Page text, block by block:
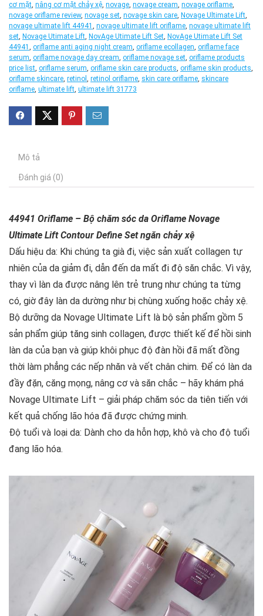
cơ mặt, nâng cơ mặt chảy xệ, novage, novage cream, novage oriflame,
novage oriflame review, novage set, novage skin care, Novage Ultimate Lift,
novage ultimate lift 44941 , novage ultimate lift oriflame, novage ultimate lift
set, Novage Utimate Lift, NovAge Utimate Lift Set, NovAge Utimate Lift Set
44941 , oriflame anti aging night cream, oriflame ecollagen, oriflame face
serum, oriflame novage day cream, oriflame novage set, oriflame products
price list, oriflame serum, oriflame skin care products, oriflame skin products,
oriflame skincare, retinol , retinol oriflame, skin care oriflame, skincare
oriflame, ultimate lift, ultimate lift 31773
Mô tả
Đánh giá (0)
44941 Oriflame – Bộ chăm sóc da Oriflame Novage
Ultimate Lift Contour Define Set ngăn chảy xệ
Dấu hiệu da: Khi chúng ta già đi, việc sản xuất collagen tự
nhiên của da giảm đi, dẫn đến da mất đi độ săn chắc. Vì vậy,
thay vì làn da được nâng lên trẻ trung như chúng ta từng
có, giờ đây làn da dường như bị chùng xuống hoặc chảy xệ.
Bộ dưỡng da Novage Ultimate Lift là bộ sản phẩm gồm 5
sản phẩm giúp tăng sinh collagen, được thiết kế để hồi sinh
làn da của bạn và giúp khôi phục độ đàn hồi đã mất đồng
thời làm phẳng các nếp nhăn và vết chân chim. Để có làn da
đầy đặn, căng mọng, nâng cơ và săn chắc – hãy khám phá
Novage Ultimate Lift – giải pháp chăm sóc da tiên tiến với
kết quả chống lão hóa đã được chứng minh.
Độ tuổi và loại da: Dành cho da hỗn hợp, khô và cho độ tuổi
đang lão hóa.